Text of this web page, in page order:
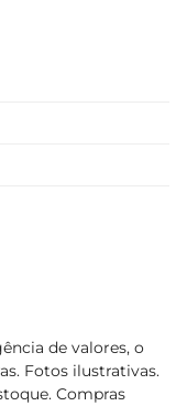
de valores, o
Fotos ilustrativas.
Compras